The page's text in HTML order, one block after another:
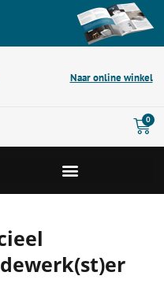
Naar online winkel
0